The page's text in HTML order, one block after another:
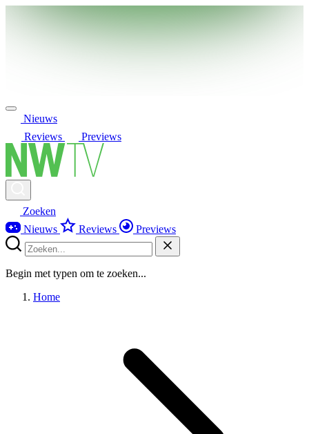
Nieuws
Reviews
Previews
Zoeken
Nieuws
Reviews Previews
Begin met typen om te zoeken...
Home